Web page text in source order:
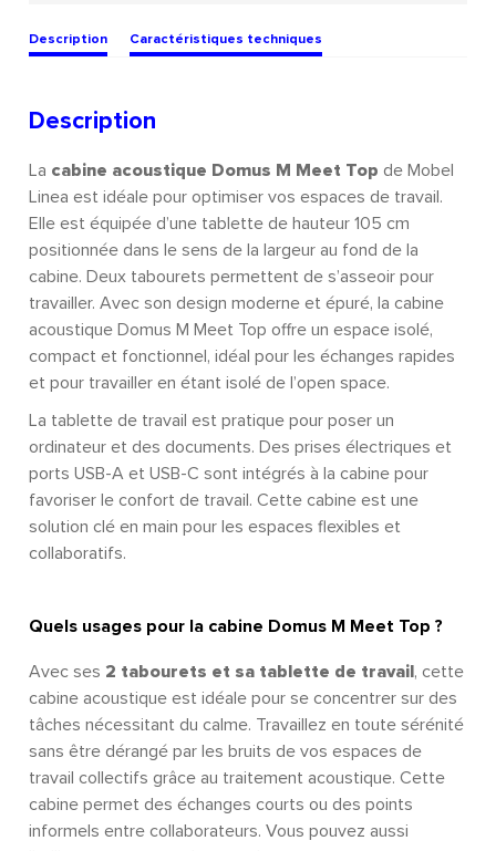
Description Caractéristiques techniques
Description
La cabine acoustique Domus M Meet Top de Mobel
Linea est idéale pour optimiser vos espaces de travail.
Elle est équipée d’une tablette de hauteur 105 cm
positionnée dans le sens de la largeur au fond de la
cabine. Deux tabourets permettent de s’asseoir pour
travailler. Avec son design moderne et épuré, la cabine
acoustique Domus M Meet Top offre un espace isolé,
compact et fonctionnel, idéal pour les échanges rapides
et pour travailler en étant isolé de l’open space.
La tablette de travail est pratique pour poser un
ordinateur et des documents. Des prises électriques et
ports USB-A et USB-C sont intégrés à la cabine pour
favoriser le confort de travail. Cette cabine est une
solution clé en main pour les espaces flexibles et
collaboratifs.
Quels usages pour la cabine Domus M Meet Top ?
Avec ses 2 tabourets et sa tablette de travail, cette
cabine acoustique est idéale pour se concentrer sur des
tâches nécessitant du calme. Travaillez en toute sérénité
sans être dérangé par les bruits de vos espaces de
travail collectifs grâce au traitement acoustique. Cette
cabine permet des échanges courts ou des points
informels entre collaborateurs. Vous pouvez aussi